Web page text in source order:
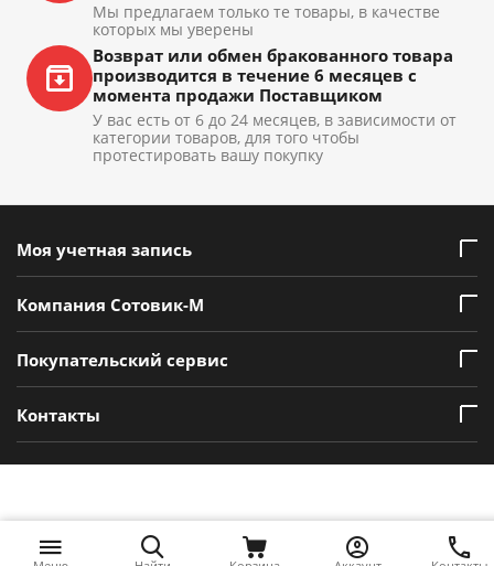
Мы предлагаем только те товары, в качестве
которых мы уверены
Возврат или обмен бракованного товара
производится в течение 6 месяцев с
момента продажи Поставщиком
У вас есть от 6 до 24 месяцев, в зависимости от
категории товаров, для того чтобы
протестировать вашу покупку
Моя учетная запись
Компания Сотовик-М
Покупательский сервис
Контакты